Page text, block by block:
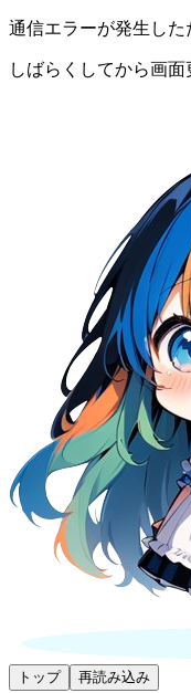
通信エラーが発生した
しばらくしてから画面
トップ 再読み込み